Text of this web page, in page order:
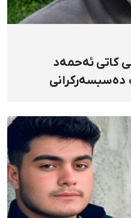
کاتی ئەحمەد
پاش ١١ مانگ دەسبسەرکرانی